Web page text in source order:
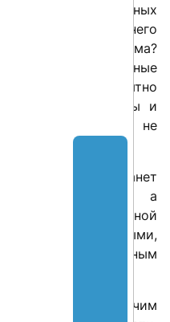
без ручных
из прежнего
жить на два дома?
регламентные
нагрузки? Понятно
какие риски сняты и
эксплуатацией, а не
новой фазы станет
ПО, а
до продуктивной
данными,
и понятным
не стало рабочим